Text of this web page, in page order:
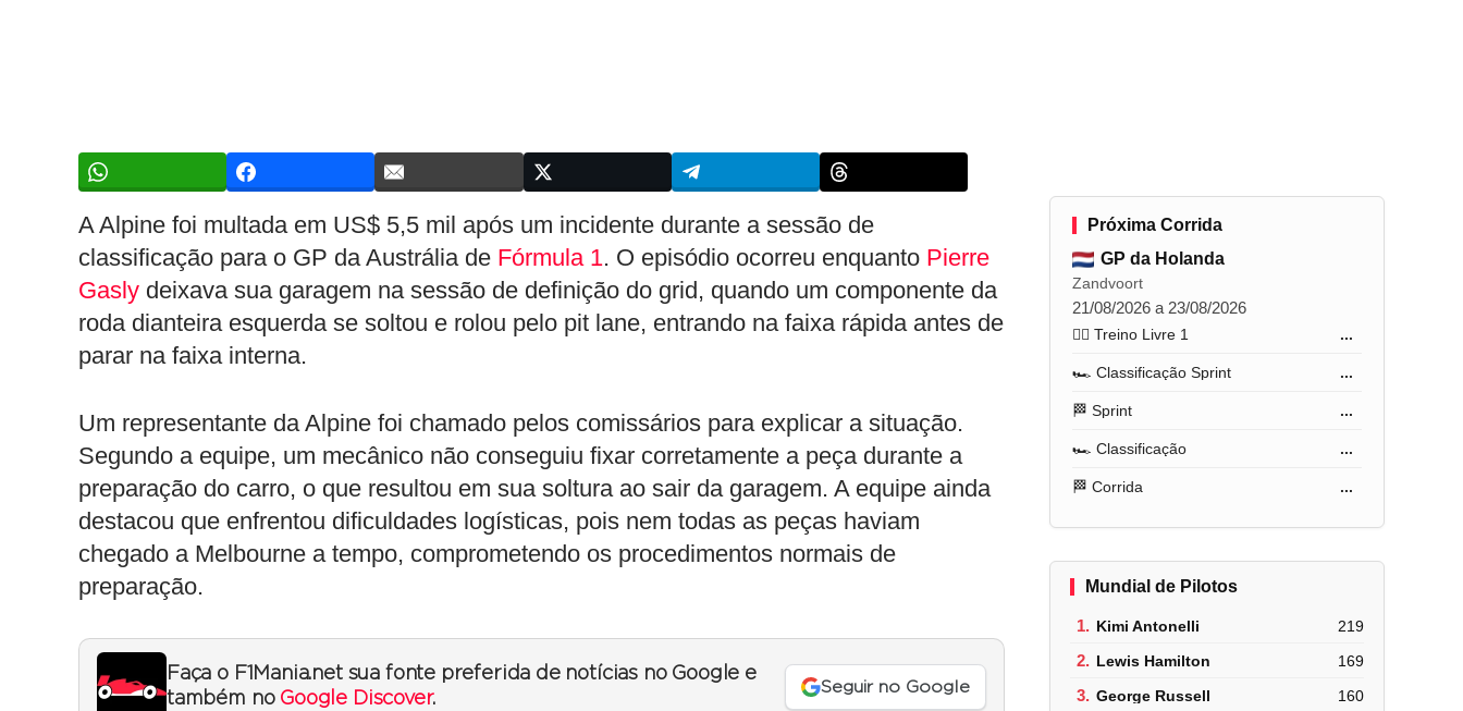
A Alpine foi multada em US$ 5,5 mil após um incidente durante a sessão de
classificação para o GP da Austrália de Fórmula 1. O episódio ocorreu enquanto Pierre
Gasly deixava sua garagem na sessão de definição do grid, quando um componente da
roda dianteira esquerda se soltou e rolou pelo pit lane, entrando na faixa rápida antes de
parar na faixa interna.
Um representante da Alpine foi chamado pelos comissários para explicar a situação.
Segundo a equipe, um mecânico não conseguiu fixar corretamente a peça durante a
preparação do carro, o que resultou em sua soltura ao sair da garagem. A equipe ainda
destacou que enfrentou dificuldades logísticas, pois nem todas as peças haviam
chegado a Melbourne a tempo, comprometendo os procedimentos normais de
preparação.
Faça o F1Mania.net sua fonte preferida de notícias no Google e
também no Google Discover.
Seguir no Google
Próxima Corrida
GP da Holanda
Zandvoort
21/08/2026 a 23/08/2026
🏋️‍♂️ Treino Livre 1 ...
🏎️ Classificação Sprint ...
🏁 Sprint ...
🏎️ Classificação ...
🏁 Corrida ...
Mundial de Pilotos
1. Kimi Antonelli 219
2. Lewis Hamilton 169
3. George Russell 160